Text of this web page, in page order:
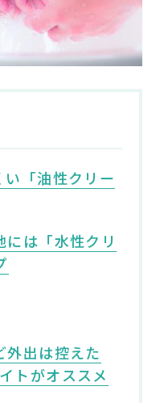
「油性クリー
は「水性クリ
外出は控えた
トがオススメ